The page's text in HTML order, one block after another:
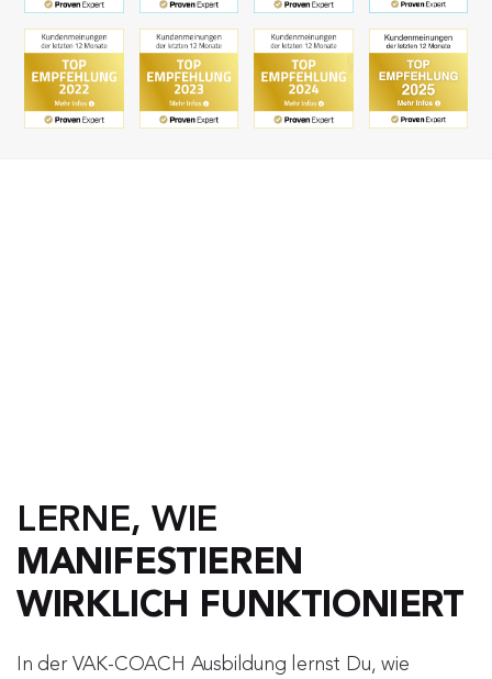
MANIFESTIEREN
WIRKLICH FUNKTIONIERT
In der VAK-COACH Ausbildung lernst Du, wie